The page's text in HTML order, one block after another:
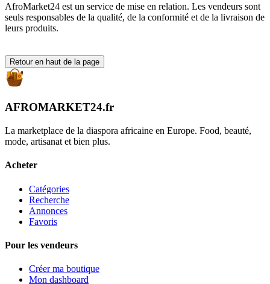
AfroMarket24 est un service de mise en relation. Les vendeurs sont
seuls responsables de la qualité, de la conformité et de la livraison de
leurs produits.
Retour en haut de la page
AFROMARKET24.fr
La marketplace de la diaspora africaine en Europe. Food, beauté,
mode, artisanat et bien plus.
Acheter
Catégories
Recherche
Annonces
Favoris
Pour les vendeurs
Créer ma boutique
Mon dashboard